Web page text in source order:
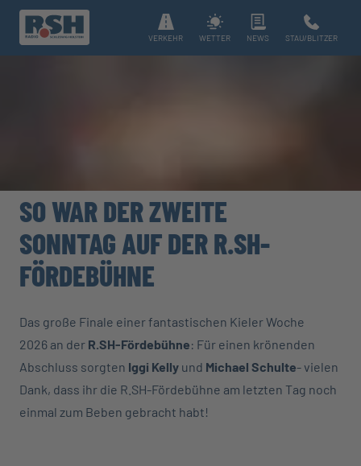
VERKEHR WETTER NEWS STAU/BLITZER
SO WAR DER ZWEITE
SONNTAG AUF DER R.SH-
FÖRDEBÜHNE
Das große Finale einer fantastischen Kieler Woche
2026 an der R.SH-Fördebühne: Für einen krönenden
Abschluss sorgten Iggi Kelly und Michael Schulte- vielen
Dank, dass ihr die R.SH-Fördebühne am letzten Tag noch
einmal zum Beben gebracht habt!